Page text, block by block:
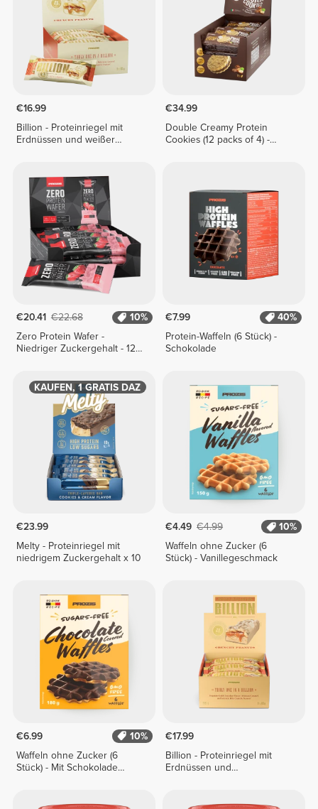
€16.99
Billion - Proteinriegel mit
Erdnüssen und weißer
€34.99
Double Creamy Protein
Cookies (12 packs of 4) -
€20.41 €22.68
10%
Zero Protein Wafer -
Niedriger Zuckergehalt - 12
€7.99
40%
Protein-Waffeln (6 Stück) -
Schokolade
1 KAUFEN, 1 GRATIS DAZU
€23.99
Melty - Proteinriegel mit
niedrigem Zuckergehalt x 10
€4.49 €4.99
10%
Waffeln ohne Zucker (6
Stück) - Vanillegeschmack
€6.99
10%
Waffeln ohne Zucker (6
Stück) - Mit Schokolade
€17.99
Billion - Proteinriegel mit
Erdnüssen und